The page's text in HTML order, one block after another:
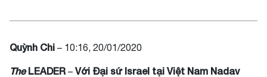
Quỳnh Chi – 10:16, 20/01/2020
TheLEADER – Với Đại sứ Israel tại Việt Nam Nadav